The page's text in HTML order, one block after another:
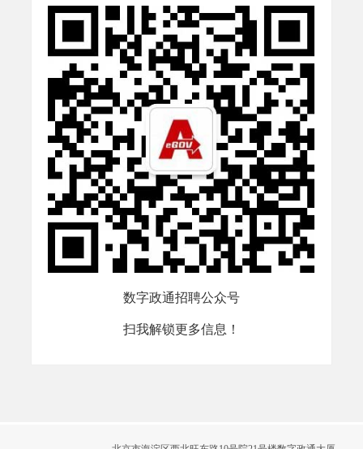
数字政通招聘公众号
扫我解锁更多信息！